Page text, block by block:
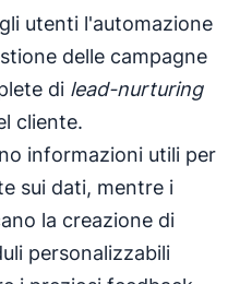
utenti l'automazione
delle campagne
di lead-nurturing
cliente.
informazioni utili per
sui dati, mentre i
la creazione di
personalizzabili